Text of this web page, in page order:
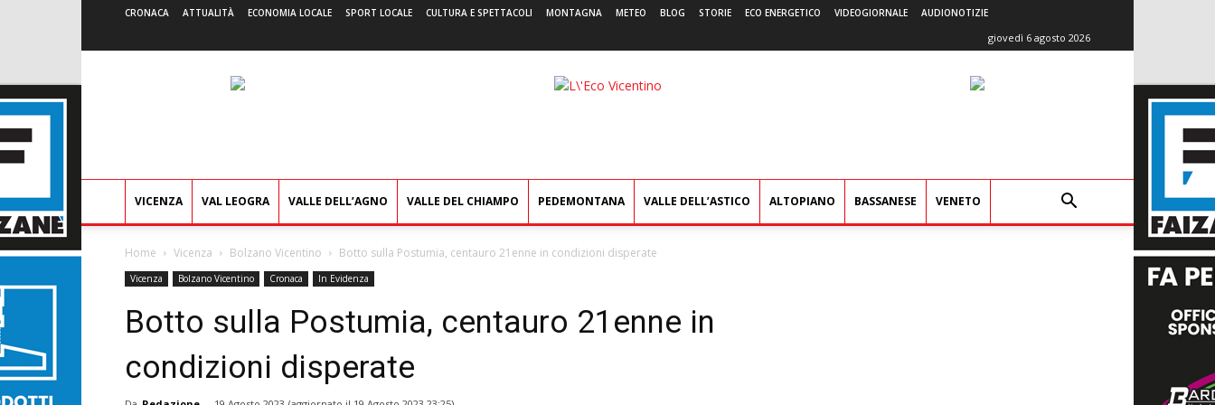
CRONACA ATTUALITÀ ECONOMIA LOCALE SPORT LOCALE CULTURA E SPETTACOLI MONTAGNA METEO BLOG STORIE ECO ENERGETICO VIDEOGIORNALE AUDIONOTIZIE
giovedì 6 agosto 2026
L'Eco
VICENZA VAL LEOGRA VALLE DELL’AGNO VALLE DEL CHIAMPO PEDEMONTANA VALLE DELL’ASTICO ALTOPIANO BASSANESE VENETO
Home Vicenza Bolzano Vicentino Botto sulla Postumia, centauro 21enne in condizioni disperate
Vicenza Bolzano Vicentino Cronaca In Evidenza
Botto sulla Postumia, centauro 21enne in
condizioni disperate